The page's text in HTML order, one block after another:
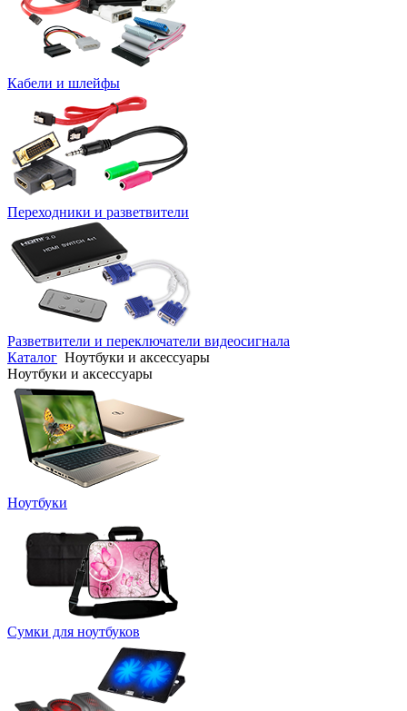
Кабели и шлейфы
Переходники и разветвители
Разветвители и переключатели видеосигнала
Каталог Ноутбуки и аксессуары
Ноутбуки и аксессуары
Ноутбуки
Сумки для ноутбуков